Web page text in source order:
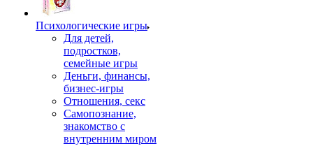
Психологические игры
Для детей,
подростков,
семейные игры
Деньги, финансы,
бизнес-игры
Отношения, секс
Самопознание,
знакомство с
внутренним миром